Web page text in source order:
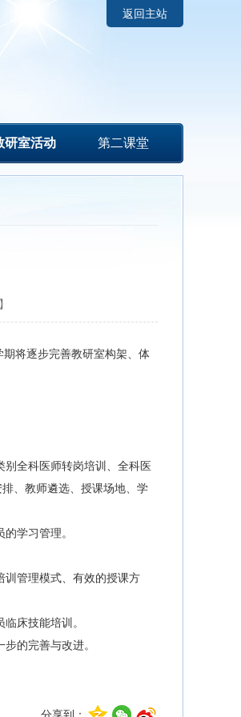
返回主站
研室活动 第二课堂
】
将逐步完善教研室构架、体
全科医师转岗培训、全科医
、教师遴选、授课场地、学
学习管理。
管理模式、有效的授课方
床技能培训。
的完善与改进。